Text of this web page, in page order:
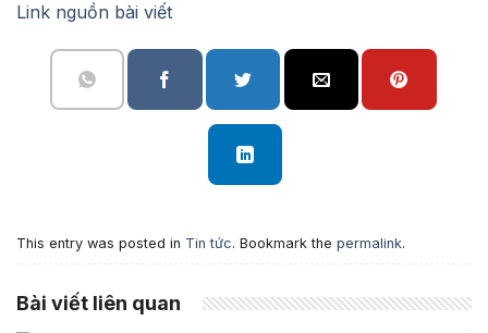
Link nguồn bài viết
This entry was posted in Tin tức. Bookmark the permalink.
Bài viết liên quan